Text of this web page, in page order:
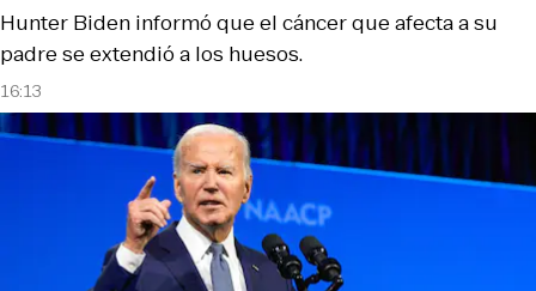
16:13
Hunter Biden informó que el cáncer que afecta a su
padre se extendió a los huesos.